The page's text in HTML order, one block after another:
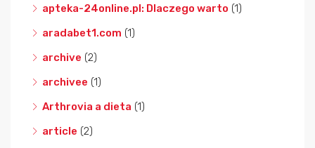
apteka-24online.pl: Dlaczego warto (1)
aradabet1.com (1)
archive (2)
archivee (1)
Arthrovia a dieta (1)
article (2)